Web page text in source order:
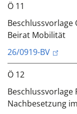
Ö 11
Beirat Mobilität
26/0919-BV
Ö 12
Beschlussvorlage
Nachbesetzung